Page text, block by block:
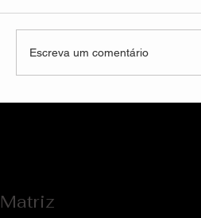
Escreva um comentário
Matriz